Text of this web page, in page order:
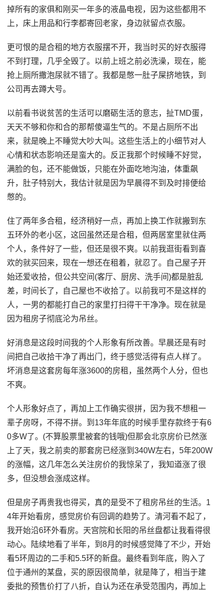
掉所有的家俱和刚买一年多的液晶电视，因为这些都用不
上，床上用品和行李都寄回老家，身边就留点衣服。
更可恨的是合租的地方衣服摆不开，我当时买的好衣服得
不到打理，几乎全毁了。以前上班之前必洗澡，现在，能
抢上厕所撒泡尿就不错了。我都是憋一肚子屎挤地铁，到
公司再去蹲大号。
以前看书说贫苦的生活可以磨砺生活的意志，扯TMD蛋，
天天不够和你和合的那帮傻逼生气的。不是占厕所不出
来，就是晚上不睡觉大吵大叫。这些生活上的小细节对人
心情和状态影响还是蛮大的。反正我那个时候睡不好觉，
满脸的包，还不能做饭，只能在外面吃地沟油，体重飙
升，肚子特别大，我估计就是因为早晨得不到及时排便给
憋的。
住了两年多合租，经济稍好一点，再加上换工作就搬到东
五环外的老小区，这回虽然还是合租，但两居室里就住两
个人，条件好了一些，但还是很不爽。以前我逛街看到喜
欢的就买回来，现在一想还在租着，就忍了。自己屋子开
始还爱收拾，但公共空间(客厅、厨房、洗手间)都是脏乱
差，时间长了，自己屋也不收拾了。以前我可不是这样的
人，一男的都能打自己的家里打扫得干干净净。现在就是
因为租房子彻底沦为吊丝。
好消息是这段时间我的个人形象有所改善。早晨还是有时
间把自己收拾干净了再出门，终于感觉活得有点人样了。
坏消息是这套房每年涨3600的房租，虽然两个人分，但也
不爽。
个人形象好点了，再加上工作确实很拼，因为我不想租一
辈子房呀，不得不拼。到13年年底的时候手里存款终于有6
0多W了。(不算股票里被套的钱哦)但那会北京房价已然涨
上了天，我之前卖的那套房已经涨到340W左右，5年200W
的涨幅，这几年怎么关注房价的我惊呆了，我知道涨了很
多，但没想会涨成这样。
但是房子再贵我也得买，真的是受不了租房吊丝的生活。1
4年开始看房，感觉房价有回调的趋势了。清河看不起了，
我开始沿6环外看房。天宫院和长阳的吊丝盘都让我看得很
动心。陆续地看了半年，到8月的时候感觉降了不少，开始
看5环周边的二手和5.5环的新盘。最终看到年底，购入了
位于通州的某盘，买的原因很简单，就是降了，相当于建
委批的预售价打了八折，自认为还在承受范围内，再加上